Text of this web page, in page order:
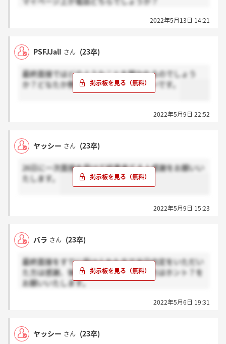
話があったのですが、2次面接の際には日程の調整も
況を把握するのみで、具体的な締切日を提示されませ
んでした。わかる方いらっしゃいましたら教えていた
よろしくお願いいたします。
2022年5月13日 14:21
PSFJJalI さん (23卒)
最終面接ではどのようなことを聞かれるのでしょう
か？どなたか教えていただけると嬉しいです。
2022年5月9日 22:52
ヤッシー さん (23卒)
26日に一次面接を受けて結果来てる人感謝をお願いい
たします。
2022年5月9日 15:23
バラ さん (23卒)
最終面接をすでに受けられた方で当日内定をいただい
た方は感謝、後日連絡すると言われた方はホント？を
お願いいたします。
今年は私の友人も最終で後日連絡と言われたそうなの
2022年5月6日 19:31
ヤッシー さん (23卒)